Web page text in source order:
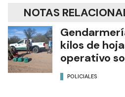
NOTAS
kilos de
operativo
POLICIALES